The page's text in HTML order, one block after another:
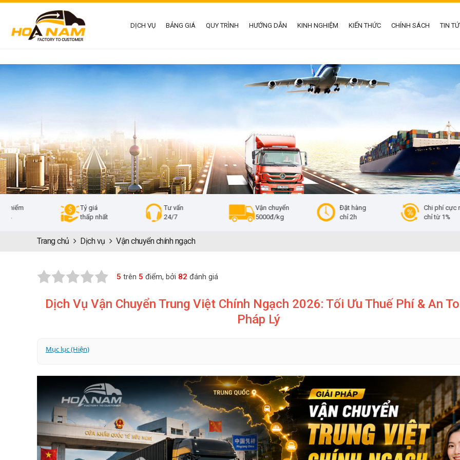
DỊCH VỤ BẢNG GIÁ QUY TRÌNH HƯỚNG DẪN KINH NGHIỆM KIẾN THỨC CHÍNH SÁCH TIN
thấp nhất
Vận chuyển
5000đ/kg
Đặt hàng
chỉ 2h
Chi phí cực rẻ
chỉ từ 1%
Trang chủ Dịch vụ Vận chuyển chính ngạch
5 trên 5 điểm, bởi 82 đánh giá
Dịch Vụ Vận Chuyển Trung Việt Chính Ngạch 2026: Tối Ưu Thuế Phí & An
Pháp Lý
Mục lục (Hiện)
2. Phân biệt vận chuyển chính ngạch và tiểu ngạch
3. 3 phương thức vận chuyển hàng Trung Quốc chính ngạch về Việt Nam
4. Vận chuyển chính ngạch hàng Trung Quốc về Việt Nam qua cửa khẩu nào?
5. Thủ tục hải quan và mã HS khi vận chuyển chính ngạch
6. Vì sao chọn Hoa Nam Logistics vận chuyển chính ngạch hàng Trung Quốc?
7. Quy trình vận chuyển chính ngạch hàng Trung Quốc về Việt Nam tại Hoa Nam Logistics